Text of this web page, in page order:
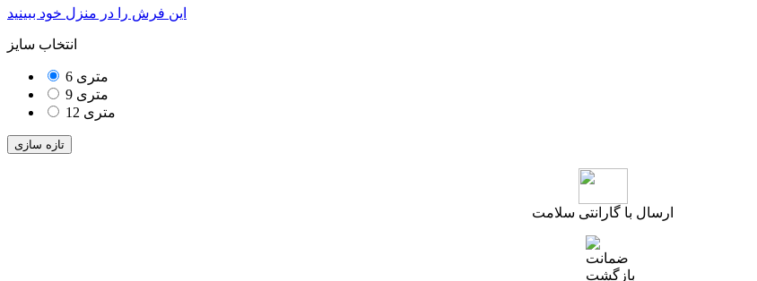
این فرش را در منزل خود ببینید
انتخاب سایز
6 متری
9 متری
12 متری
ارسال با گارانتی سلامت